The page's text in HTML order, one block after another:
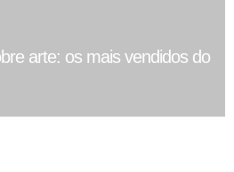
arte: os mais vendidos do